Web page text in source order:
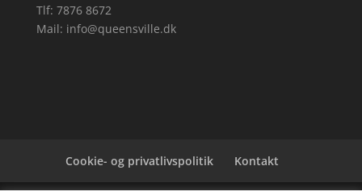
Tlf: 7876 8672
Mail: info@queensville.dk
Cookie- og privatlivspolitik Kontakt